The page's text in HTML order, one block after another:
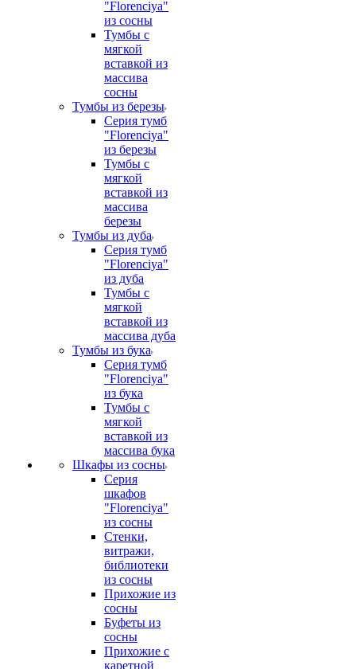
"Florenciya"
из сосны
Тумбы с
мягкой
вставкой из
массива
сосны
Тумбы из березы
Серия тумб
"Florenciya"
из березы
Тумбы с
мягкой
вставкой из
массива
березы
Тумбы из дуба
Серия тумб
"Florenciya"
из дуба
Тумбы с
мягкой
вставкой из
массива дуба
Тумбы из бука
Серия тумб
"Florenciya"
из бука
Тумбы с
мягкой
вставкой из
массива бука
Шкафы из сосны
Серия
шкафов
"Florenciya"
из сосны
Стенки,
витражи,
библиотеки
из сосны
Прихожие из
сосны
Буфеты из
сосны
Прихожие с
каретной